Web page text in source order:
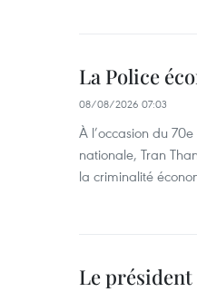
La Police
08/08/2026 07:03
À l’occasion du
nationale, Tran
la criminalité
Le président